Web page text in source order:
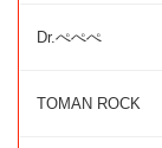
Dr.ぺぺぺ
TOMAN ROCK